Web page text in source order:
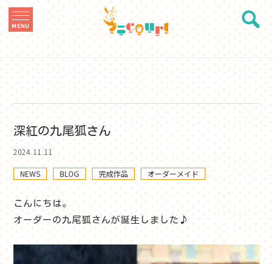
MENU
深紅の九尾狐さん
2024.11.11
NEWS BLOG 完成作品 オーダーメイド
こんにちは。
オーダーの九尾狐さんが誕生しました♪